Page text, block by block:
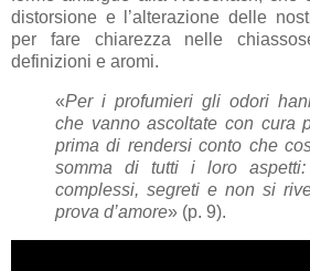
distorsione e l’alterazione delle
per fare chiarezza nelle
definizioni e aromi.
«Per i profumieri gli odori
che vanno ascoltate con cura
prima di rendersi conto che
somma di tutti i loro
complessi, segreti e non si
prova d’amore» (p. 9).